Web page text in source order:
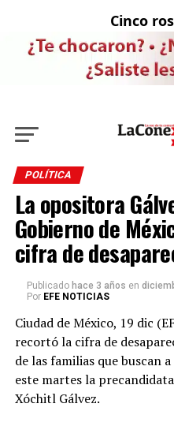
Cinco
POLÍTICA
La opositora
Gobierno de
cifra de
Publicado hace 3 años en
Por EFE NOTICIAS
Ciudad de México, 19 dic
recortó la cifra de
de las familias que buscan
este martes la
Xóchitl Gálvez.